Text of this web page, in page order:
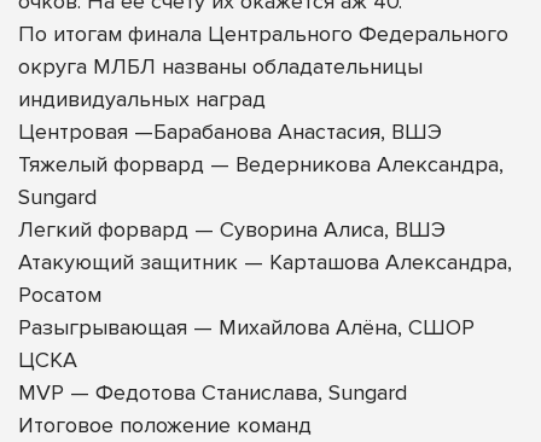
По итогам финала Центрального Федерального
округа МЛБЛ названы обладательницы
индивидуальных наград
Центровая —Барабанова Анастасия, ВШЭ
Тяжелый форвард — Ведерникова Александра,
Sungard
Легкий форвард — Суворина Алиса, ВШЭ
Атакующий защитник — Карташова Александра,
Росатом
Разыгрывающая — Михайлова Алёна, СШОР
ЦСКА
MVP — Федотова Станислава, Sungard
Итоговое положение команд